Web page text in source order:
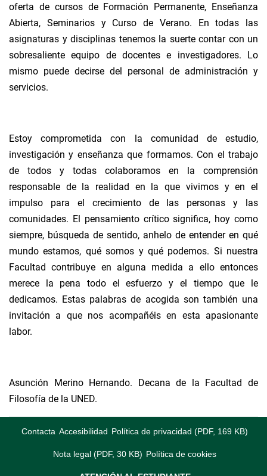
oferta de cursos de Formación Permanente, Enseñanza
Abierta, Seminarios y Curso de Verano. En todas las
asignaturas y disciplinas tenemos la suerte contar con un
sobresaliente equipo de docentes e investigadores. Lo
mismo puede decirse del personal de administración y
servicios.
Estoy comprometida con la comunidad de estudio,
investigación y enseñanza que formamos. Con el trabajo
de todos y todas colaboramos en la comprensión
responsable de la realidad en la que vivimos y en el
impulso para el crecimiento de las personas y las
comunidades. El pensamiento crítico significa, hoy como
siempre, búsqueda de sentido, anhelo de entender en qué
mundo estamos, qué somos y qué podemos. Si nuestra
Facultad contribuye en alguna medida a ello entonces
merece la pena todo el esfuerzo y el tiempo que le
dedicamos. Estas palabras de acogida son también una
invitación a que nos acompañéis en esta apasionante
labor.
Asunción Merino Hernando. Decana de la Facultad de
Filosofía de la UNED.
Contacta Accesibilidad Política de privacidad (PDF, 169 KB)
Nota legal (PDF, 30 KB) Política de cookies